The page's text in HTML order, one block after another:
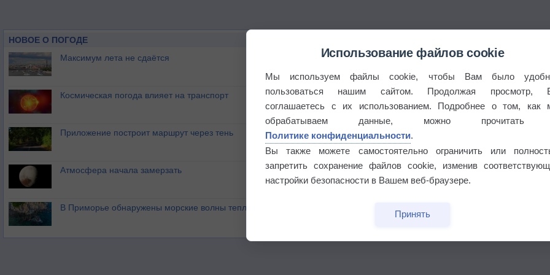
НОВОЕ О ПОГОДЕ
Максимум лета не сдаётся
Космическая погода влияет на транспорт
Приложение построит маршрут через тень
Атмосфера начала замерзать
В Приморье обнаружены морские волны тепла
Использование файлов cookie
Мы используем файлы cookie, чтобы Вам было
пользоваться нашим сайтом. Продолжая просмотр,
соглашаетесь с их использованием. Подробнее о том, как
обрабатываем данные, можно прочитать
Политике конфиденциальности.
Вы также можете самостоятельно ограничить или
запретить сохранение файлов cookie, изменив
настройки безопасности в Вашем веб-браузере.
Принять